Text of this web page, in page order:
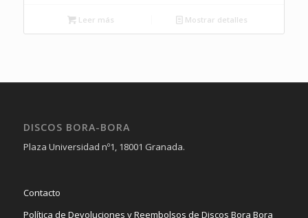
Leer más Mostrar detalles
DISCOS BORA-BORA
Plaza Universidad nº1, 18001 Granada.
Contacto
Política de Devoluciones y Reembolsos de Discos Bora Bora